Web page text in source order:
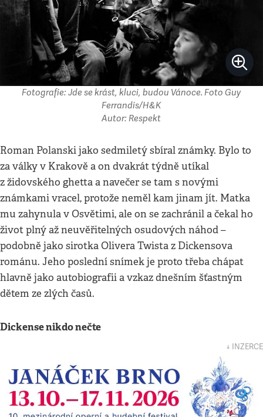
Fotografie: Jde se krást, kluci, budou Vánoce. Foto Guy
Ferrandis/H&K
Autor: Respekt
Roman Polanski jako sedmiletý sbíral známky. Bylo to
za války v Krakově a on dvakrát týdně utíkal
z židovského ghetta a navečer se tam s novými
známkami vracel, protože neměl kam jinam jít. Matka
mu zahynula v Osvětimi, ale on se zachránil a čekal ho
život plný až neuvěřitelných osudových náhod –
podobně jako sirotka Olivera Twista z Dickensova
románu. Jeho poslední snímek je proto třeba chápat
hlavně jako autobiografii a vzkaz dnešním šťastným
dětem ze zlých časů.
Dickense nikdo nečte
↓ INZERCE